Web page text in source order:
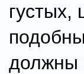
густых,
должны